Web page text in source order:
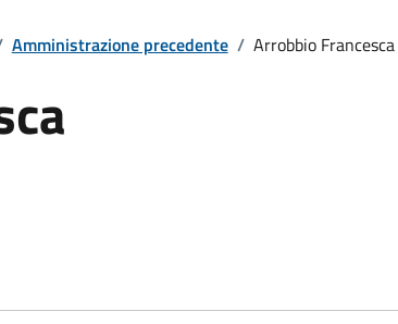
Amministrazione precedente / Arrobbio Francesca